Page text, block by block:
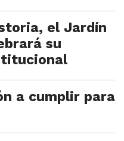
el Jardín
su
a cumplir para